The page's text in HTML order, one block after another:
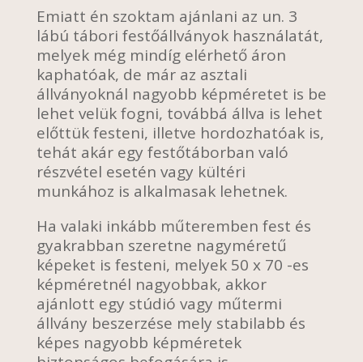
Emiatt én szoktam ajánlani az un. 3
lábú tábori festőállványok használatát,
melyek még mindíg elérhető áron
kaphatóak, de már az asztali
állványoknál nagyobb képméretet is be
lehet velük fogni, továbbá állva is lehet
előttük festeni, illetve hordozhatóak is,
tehát akár egy festőtáborban való
részvétel esetén vagy kültéri
munkához is alkalmasak lehetnek.
Ha valaki inkább műteremben fest és
gyakrabban szeretne nagyméretű
képeket is festeni, melyek 50 x 70 -es
képméretnél nagyobbak, akkor
ajánlott egy stúdió vagy műtermi
állvány beszerzése mely stabilabb és
képes nagyobb képméretek